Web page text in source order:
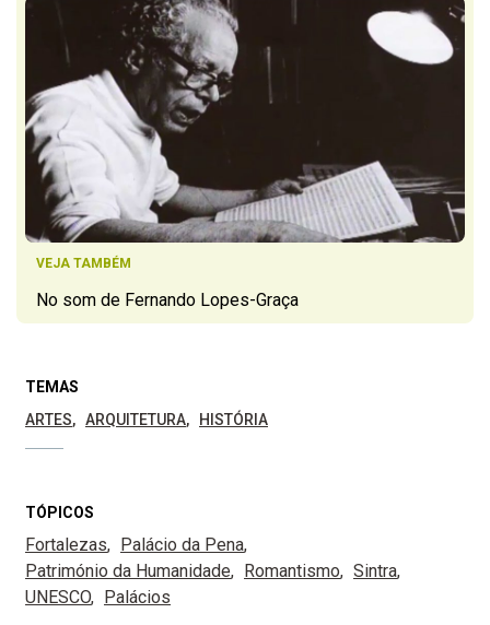
VEJA TAMBÉM
No som de Fernando Lopes-Graça
TEMAS
ARTES
ARQUITETURA HISTÓRIA
TÓPICOS
Fortalezas
Palácio da Pena
Património da Humanidade
Romantismo
Sintra
UNESCO
Palácios